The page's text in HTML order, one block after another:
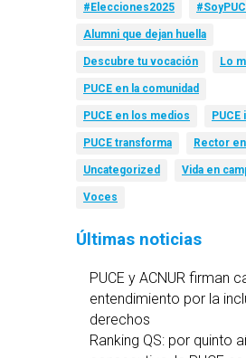
#Elecciones2025
Alumni que dejan huella
Descubre tu vocación Lo
PUCE en la comunidad
PUCE en los medios
PUCE transforma Rector
Uncategorized Vida en
Voces
Últimas noticias
PUCE y ACNUR firman
entendimiento por la
derechos
Ranking QS: por quinto